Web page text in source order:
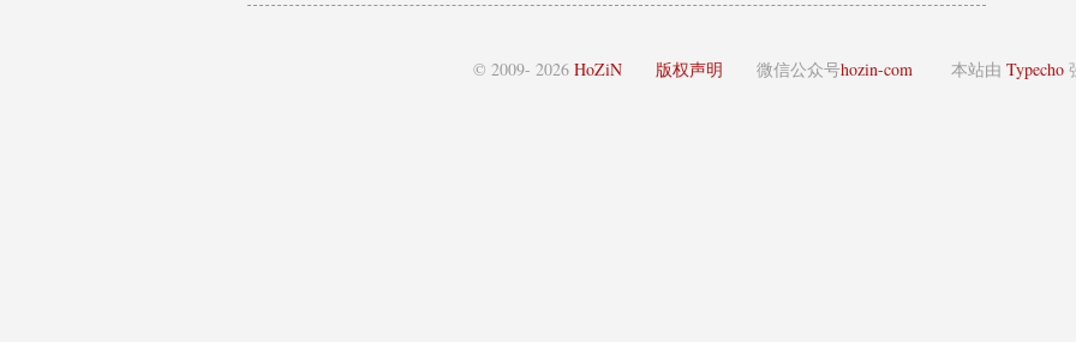
© 2009- 2026 HoZiN 版权声明 微信公众号hozin-com 本站由 Typecho